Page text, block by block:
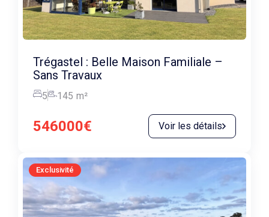
Trégastel : Belle Maison Familiale –
Sans Travaux
5 145 m²
546000€ Voir les détails
Exclusivité